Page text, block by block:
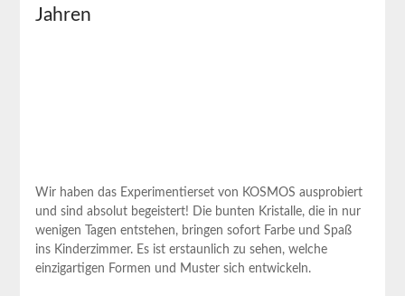
Jahren
Wir haben das Experimentierset von KOSMOS ausprobiert
und ⁤sind absolut begeistert! Die bunten Kristalle, die in nur
wenigen Tagen‌ entstehen, bringen sofort Farbe und Spaß
ins Kinderzimmer. Es⁢ ist erstaunlich zu ‍sehen, welche
einzigartigen Formen und Muster sich entwickeln.